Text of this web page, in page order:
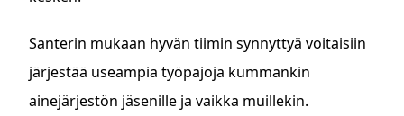
Santerin mukaan hyvän tiimin synnyttyä voitaisiin
järjestää useampia työpajoja kummankin
ainejärjestön jäsenille ja vaikka muillekin.